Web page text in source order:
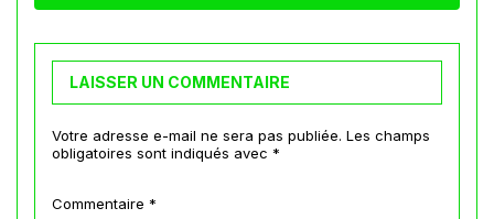
LAISSER UN COMMENTAIRE
Votre adresse e-mail ne sera pas publiée. Les champs
obligatoires sont indiqués avec *
Commentaire *